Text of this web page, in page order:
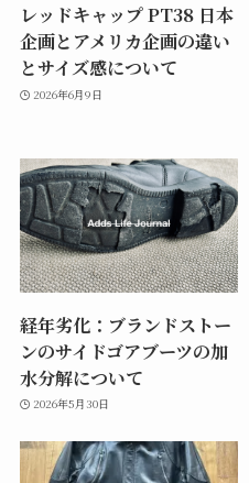
レッドキャップ PT38 日本
企画とアメリカ企画の違い
とサイズ感について
2026年6月9日
経年劣化：ブランドストー
ンのサイドゴアブーツの加
水分解について
2026年5月30日